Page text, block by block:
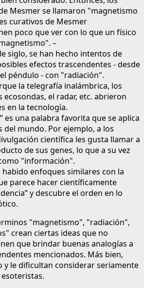
Mesmer se llamaron "magnetismo
curativos de Mesmer
poco que ver con lo que un físico
–
siglo, se han hecho intentos de
efectos trascendentes - desde
péndulo - con "radiación".
la telegrafía inalámbrica, los
ecosondas, el radar, etc. abrieron
en la tecnología.
es una palabra favorita que se aplica
del mundo. Por ejemplo, a los
científica les gusta llamar a
de sus genes, lo que a su vez
"información".
habido enfoques similares con la
parece hacer científicamente
y descubre el orden en lo
"magnetismo", "radiación",
crean ciertas ideas que no
que brindar buenas analogías a
mencionados. Más bien,
y le dificultan considerar seriamente